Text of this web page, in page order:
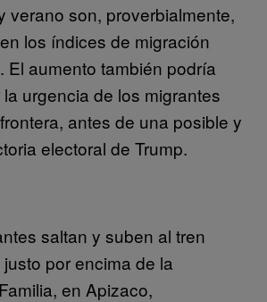
verano son, proverbialmente,
los índices de migración
El aumento también podría
urgencia de los migrantes
antes de una posible y
electoral de Trump.
saltan y suben al tren
por encima de la
en Apizaco,